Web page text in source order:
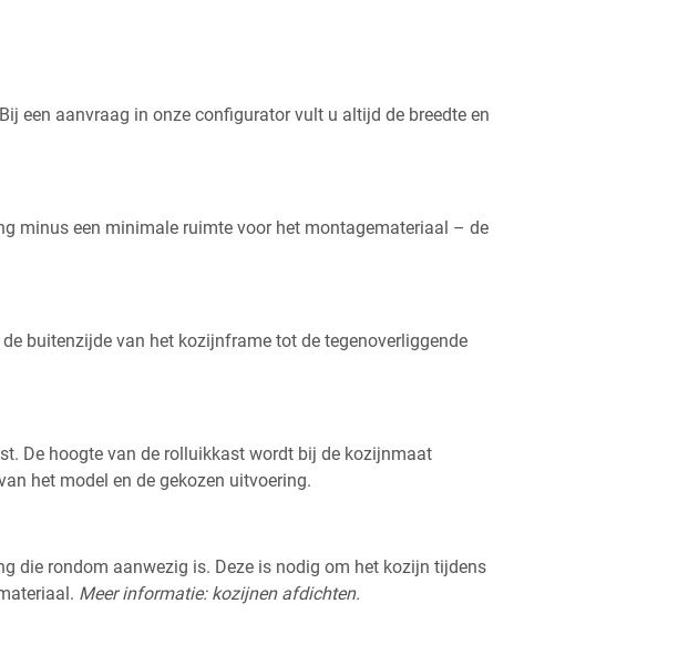
een aanvraag in onze configurator vult u altijd de breedte en
minus een minimale ruimte voor het montagemateriaal – de
buitenzijde van het kozijnframe tot de tegenoverliggende
De hoogte van de rolluikkast wordt bij de kozijnmaat
het model en de gekozen uitvoering.
die rondom aanwezig is. Deze is nodig om het kozijn tijdens
Meer informatie: kozijnen afdichten.